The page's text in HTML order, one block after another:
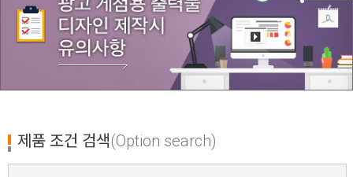
제품 조건 검색(Option search)